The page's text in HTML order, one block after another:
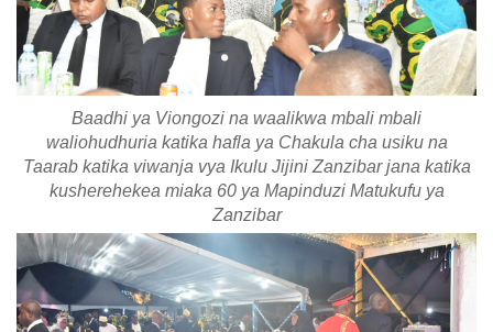
Baadhi ya Viongozi na waalikwa mbali mbali
waliohudhuria katika hafla ya Chakula cha usiku na
Taarab katika viwanja vya Ikulu Jijini Zanzibar jana katika
kusherehekea miaka 60 ya Mapinduzi Matukufu ya
Zanzibar